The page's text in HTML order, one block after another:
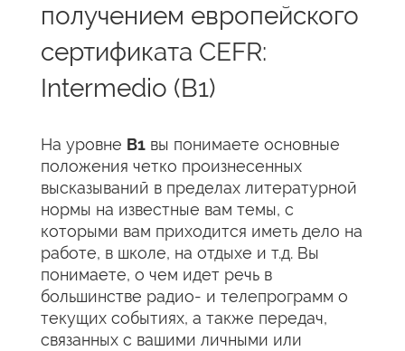
получением европейского
сертификата CEFR:
Intermedio (B1)
На уровне В1 вы понимаете основные
положения четко произнесенных
высказываний в пределах литературной
нормы на известные вам темы, с
которыми вам приходится иметь дело на
работе, в школе, на отдыхе и т.д. Вы
понимаете, о чем идет речь в
большинстве радио- и телепрограмм о
текущих событиях, а также передач,
связанных с вашими личными или